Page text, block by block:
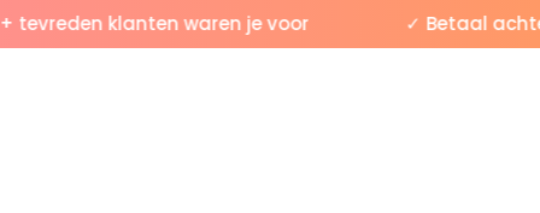
klanten waren je voor ✓ Betaal